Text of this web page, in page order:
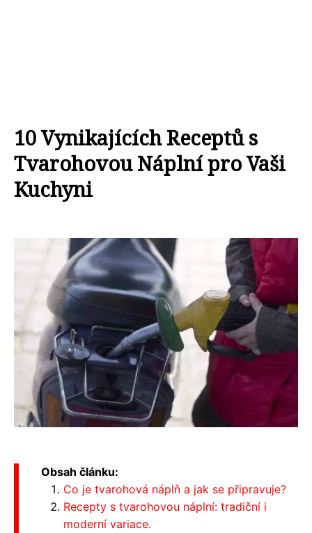
10 Vynikajících Receptů s
Tvarohovou Náplní pro Vaši
Kuchyni
Obsah článku:
Co je tvarohová náplň a jak se připravuje?
Recepty s tvarohovou náplní: tradiční i
moderní variace.